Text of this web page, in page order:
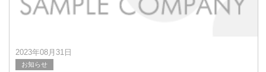
2023年08月31日
お知らせ